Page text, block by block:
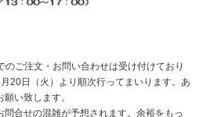
ご注文・お問い合わせは受け付けており
20日（火）より順次行ってまいります。あ
い致します。
合せの混雑が予想されます。余裕をもっ